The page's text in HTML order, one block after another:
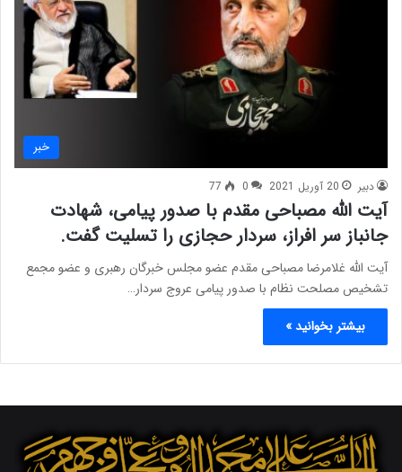
خبر
دبیر 20 آوریل 2021 0
77
آیت الله مصباحی مقدم با صدور پیامی، شهادت
جانباز سر افراز، سردار حجازی را تسلیت گفت.
آیت الله غلامرضا مصباحی مقدم عضو مجلس خبرگان رهبری و عضو مجمع
تشخیص مصلحت نظام با صدور پیامی عروج سردار…
بیشتر بخوانید »